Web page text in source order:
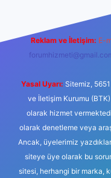
Reklam ve İletişim: E-
Yasal Uyarı: Sitemiz,
ve İletişim Kurumu (BTK)
olarak hizmet
olarak denetleme veya
Ancak, üyelerimiz
siteye üye olarak bu
sitesi, herhangi bir marka,